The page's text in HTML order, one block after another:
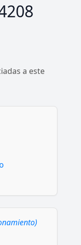
a este